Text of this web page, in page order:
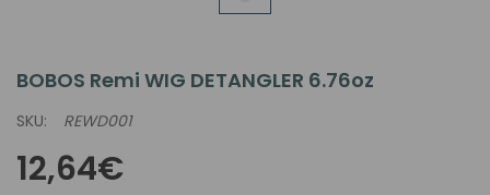
BOBOS Remi WIG DETANGLER 6.76oz
SKU: REWD001
12,64€